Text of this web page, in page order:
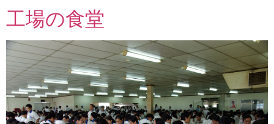
工場の食堂